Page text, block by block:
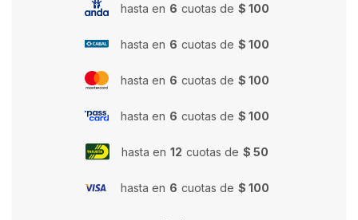
hasta en 6 cuotas de $ 100
hasta en 6 cuotas de $ 100
hasta en 6 cuotas de $ 100
hasta en 6 cuotas de $ 100
hasta en 12 cuotas de $ 50
hasta en 6 cuotas de $ 100